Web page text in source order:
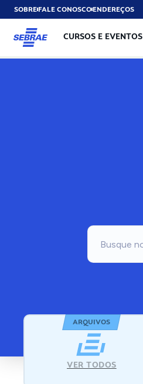
SOBREFALE CONOSCOENDEREÇOS
CURSOS E EVENTOS
ARQUIVOS
VER TODOS